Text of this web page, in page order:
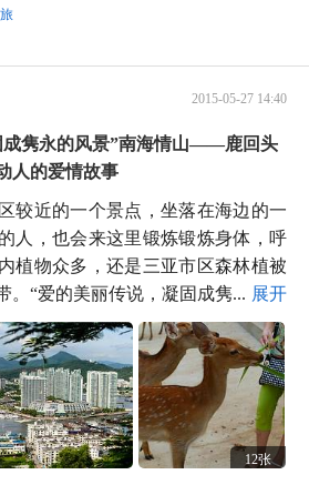
2015-05-27 14:40
成隽永的风景”南海情山——鹿回头
人的爱情故事
较近的一个景点，坐落在海边的一
人，也会来这里锻炼锻炼身体，呼
植物众多，还是三亚市区森林植被
。“爱的美丽传说，凝固成隽...
展开
12张